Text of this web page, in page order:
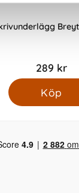
289 kr
Köp